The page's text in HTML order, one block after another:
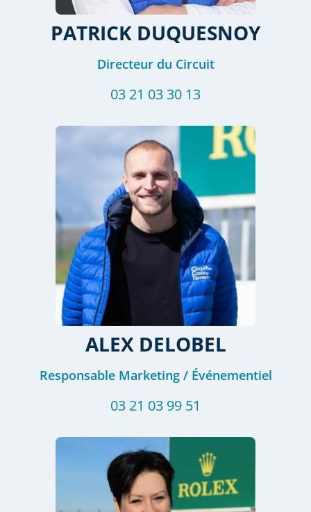
PATRICK DUQUESNOY
Directeur du Circuit
03 21 03 30 13
ALEXDELOBEL
Responsable Marketing / Événementiel
03 21 03 99 51